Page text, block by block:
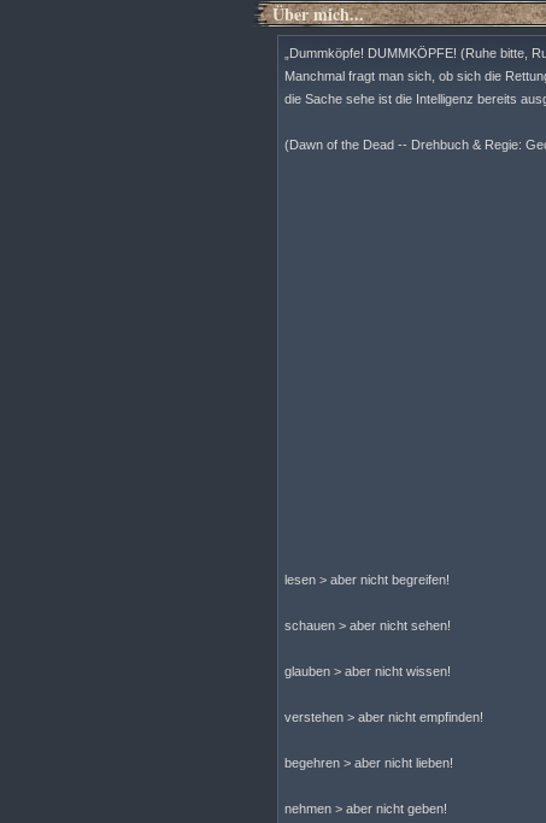
Über mich...
„Dummköpfe! DUMMKÖPFE! (Ruhe bitte,
Manchmal fragt man sich, ob sich die
die Sache sehe ist die Intelligenz bereits
(Dawn of the Dead -- Drehbuch & Regie:
lesen > aber nicht begreifen!
schauen > aber nicht sehen!
glauben > aber nicht wissen!
verstehen > aber nicht empfinden!
begehren > aber nicht lieben!
nehmen > aber nicht geben!